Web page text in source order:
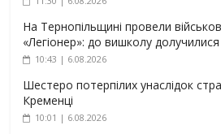
На Тернопільщині провели
«Легіонер»: до вишколу
10:43 | 6.08.2026
Шестеро потерпілих унаслідок
Кременці
10:01 | 6.08.2026